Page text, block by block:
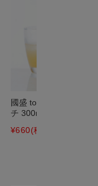
國盛 toromelt トロメル
チ 300ml
¥660(税込)